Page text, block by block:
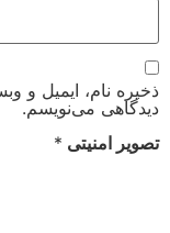
ذخیره نام، ایمیل و
دیدگاهی می‌نویسم.
تصویر امنیتی *